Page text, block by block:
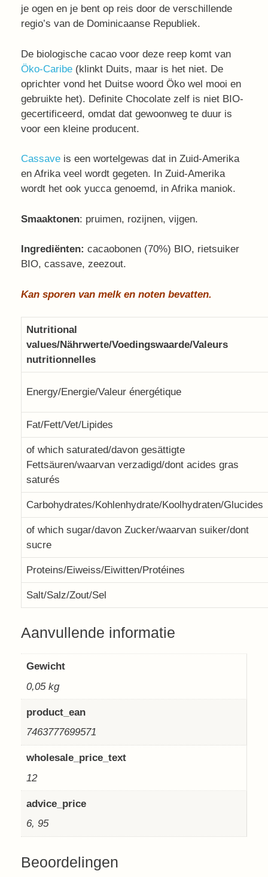
je ogen en je bent op reis door de verschillende
regio’s van de Dominicaanse Republiek.
De biologische cacao voor deze reep komt van
Öko-Caribe (klinkt Duits, maar is het niet. De
oprichter vond het Duitse woord Öko wel mooi en
gebruikte het). Definite Chocolate zelf is niet BIO-
gecertificeerd, omdat dat gewoonweg te duur is
voor een kleine producent.
Cassave is een wortelgewas dat in Zuid-Amerika
en Afrika veel wordt gegeten. In Zuid-Amerika
wordt het ook yucca genoemd, in Afrika maniok.
Smaaktonen: pruimen, rozijnen, vijgen.
Ingrediënten: cacaobonen (70%) BIO, rietsuiker
BIO, cassave, zeezout.
Kan sporen van melk en noten bevatten.
Nutritional
values/Nährwerte/Voedingswaarde/Valeurs
nutritionnelles
Energy/Energie/Valeur énergétique
Fat/Fett/Vet/Lipides
of which saturated/davon gesättigte
Fettsäuren/waarvan verzadigd/dont acides gras
saturés
Carbohydrates/Kohlenhydrate/Koolhydraten/Glucides
of which sugar/davon Zucker/waarvan suiker/dont
sucre
Proteins/Eiweiss/Eiwitten/Protéines
Salt/Salz/Zout/Sel
Aanvullende informatie
Gewicht
0,05 kg
product_ean
7463777699571
wholesale_price_text
12
advice_price
6, 95
Beoordelingen